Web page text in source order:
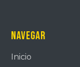
Navegar
Inicio